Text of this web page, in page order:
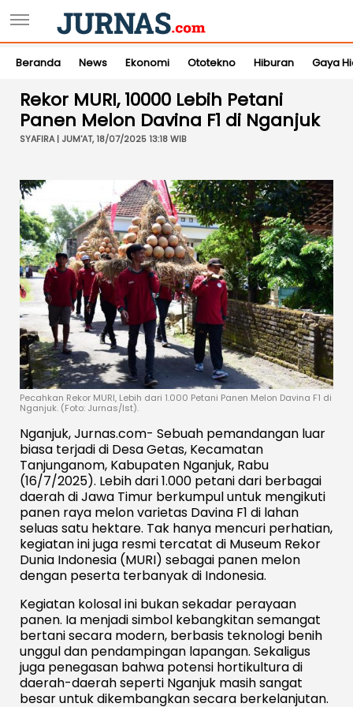
Beranda News Ekonomi Ototekno Hiburan Gaya
Rekor MURI, 10000 Lebih Petani
Panen Melon Davina F1 di Nganjuk
SYAFIRA | JUM'AT, 18/07/2025 13:18 WIB
Pecahkan Rekor MURI, Lebih dari 1.000 Petani Panen Melon Davina F1 di
Nganjuk. (Foto: Jurnas/Ist).
Nganjuk, Jurnas.com- Sebuah pemandangan luar
biasa terjadi di Desa Getas, Kecamatan
Tanjunganom, Kabupaten Nganjuk, Rabu
(16/7/2025). Lebih dari 1.000 petani dari berbagai
daerah di Jawa Timur berkumpul untuk mengikuti
panen raya melon varietas Davina F1 di lahan
seluas satu hektare. Tak hanya mencuri perhatian,
kegiatan ini juga resmi tercatat di Museum Rekor
Dunia Indonesia (MURI) sebagai panen melon
dengan peserta terbanyak di Indonesia.
Kegiatan kolosal ini bukan sekadar perayaan
panen. Ia menjadi simbol kebangkitan semangat
bertani secara modern, berbasis teknologi benih
unggul dan pendampingan lapangan. Sekaligus
juga penegasan bahwa potensi hortikultura di
daerah-daerah seperti Nganjuk masih sangat
besar untuk dikembangkan secara berkelanjutan.